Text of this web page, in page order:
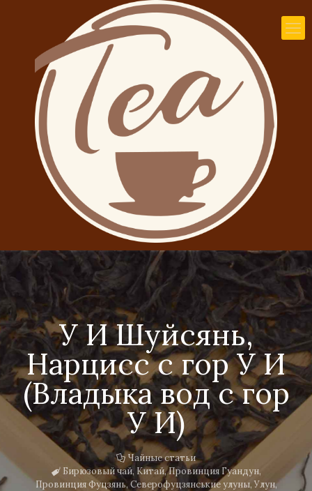
У И Шуйсянь,
Нарцисс с гор У И
(Владыка вод с гор
У И)
Чайные статьи
Бирюзовый чай, Китай,Провинция Гуандун,
Провинция Фуцзянь, Северофуцзянськие улуны,Улун,